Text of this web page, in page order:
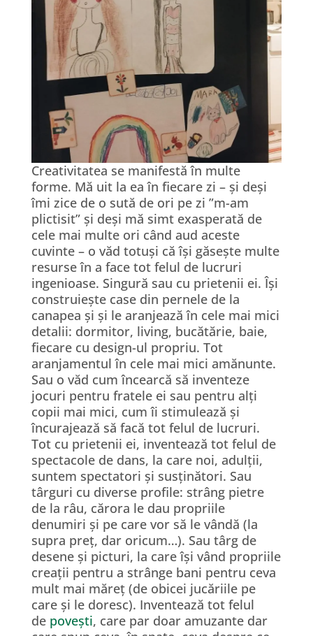
Creativitatea se manifestă în multe
forme. Mă uit la ea în fiecare zi – și deși
îmi zice de o sută de ori pe zi ”m-am
plictisit” și deși mă simt exasperată de
cele mai multe ori când aud aceste
cuvinte – o văd totuși că își găsește multe
resurse în a face tot felul de lucruri
ingenioase. Singură sau cu prietenii ei. Își
construiește case din pernele de la
canapea și și le aranjează în cele mai mici
detalii: dormitor, living, bucătărie, baie,
fiecare cu design-ul propriu. Tot
aranjamentul în cele mai mici amănunte.
Sau o văd cum încearcă să inventeze
jocuri pentru fratele ei sau pentru alți
copii mai mici, cum îi stimulează și
încurajează să facă tot felul de lucruri.
Tot cu prietenii ei, inventează tot felul de
spectacole de dans, la care noi, adulții,
suntem spectatori și susținători. Sau
târguri cu diverse profile: strâng pietre
de la râu, cărora le dau propriile
denumiri și pe care vor să le vândă (la
supra preț, dar oricum…). Sau târg de
desene și picturi, la care își vând propriile
creații pentru a strânge bani pentru ceva
mult mai măreț (de obicei jucăriile pe
care și le doresc). Inventează tot felul
de povești, care par doar amuzante dar